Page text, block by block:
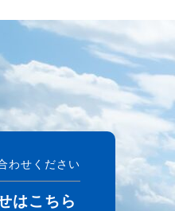
わせください
はこちら